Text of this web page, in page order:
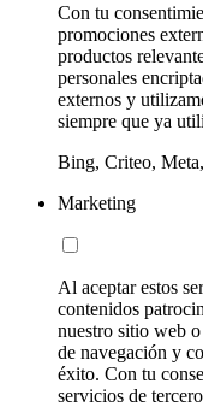
Con tu
promociones
productos
personales
externos y
siempre que ya
Bing, Criteo,
Marketing
Al aceptar estos
contenidos
nuestro sitio web
de navegación y
éxito. Con tu
servicios de